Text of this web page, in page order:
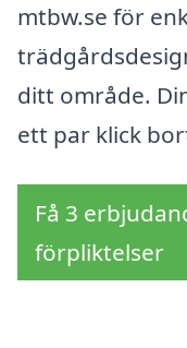
mtbw.se för
ditt område.
ett par klick
Få 3
förpliktelser